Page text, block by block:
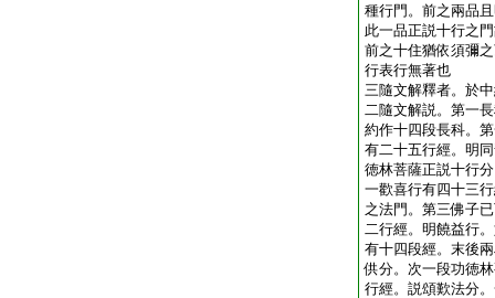
種行門。前之兩品
此一品正説十行之
前之十住猶依須彌
行表行無著也
三隨文解釋者。於
二隨文解説。第一
約作十四段長科。
有二十五行經。明
徳林菩薩正説十行
一歡喜行有四十三
之法門。第三佛子
二行經。明饒益行
有十四段經。末後
供分。次一段功徳
行經。説頌歎法分